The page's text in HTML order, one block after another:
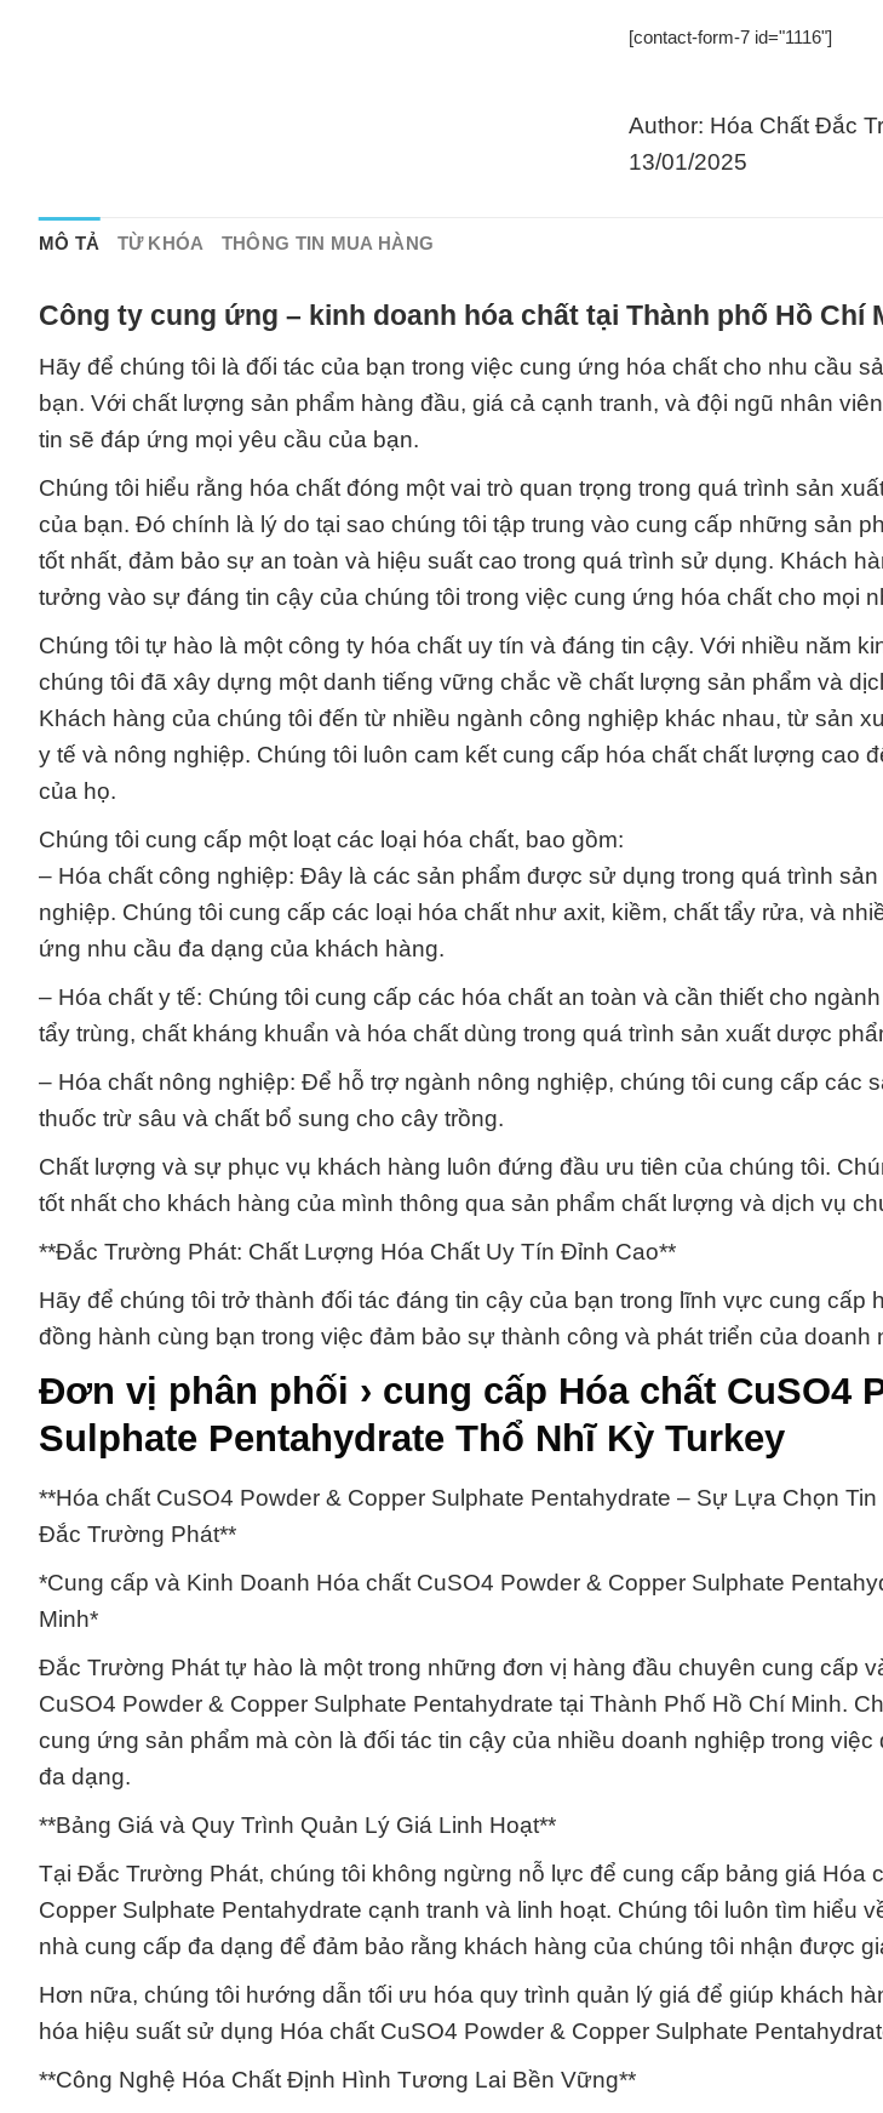
[contact-form-7 id="1116"]
Author: Hóa Chất Đắc
13/01/2025
MÔ TẢ TỪ KHÓA THÔNG TIN MUA HÀNG
Công ty cung ứng – kinh doanh hóa chất tại Thành phố Hồ Chí
Hãy để chúng tôi là đối tác của bạn trong việc cung ứng hóa chất cho nhu cầu
bạn. Với chất lượng sản phẩm hàng đầu, giá cả cạnh tranh, và đội ngũ nhân
tin sẽ đáp ứng mọi yêu cầu của bạn.
Chúng tôi hiểu rằng hóa chất đóng một vai trò quan trọng trong quá trình sản
của bạn. Đó chính là lý do tại sao chúng tôi tập trung vào cung cấp những sản
tốt nhất, đảm bảo sự an toàn và hiệu suất cao trong quá trình sử dụng. Khách
tưởng vào sự đáng tin cậy của chúng tôi trong việc cung ứng hóa chất cho mọi
Chúng tôi tự hào là một công ty hóa chất uy tín và đáng tin cậy. Với nhiều năm
chúng tôi đã xây dựng một danh tiếng vững chắc về chất lượng sản phẩm và
Khách hàng của chúng tôi đến từ nhiều ngành công nghiệp khác nhau, từ sản
y tế và nông nghiệp. Chúng tôi luôn cam kết cung cấp hóa chất chất lượng cao
của họ.
Chúng tôi cung cấp một loạt các loại hóa chất, bao gồm:
– Hóa chất công nghiệp: Đây là các sản phẩm được sử dụng trong quá trình
nghiệp. Chúng tôi cung cấp các loại hóa chất như axit, kiềm, chất tẩy rửa, và
ứng nhu cầu đa dạng của khách hàng.
– Hóa chất y tế: Chúng tôi cung cấp các hóa chất an toàn và cần thiết cho
tẩy trùng, chất kháng khuẩn và hóa chất dùng trong quá trình sản xuất dược
– Hóa chất nông nghiệp: Để hỗ trợ ngành nông nghiệp, chúng tôi cung cấp các
thuốc trừ sâu và chất bổ sung cho cây trồng.
Chất lượng và sự phục vụ khách hàng luôn đứng đầu ưu tiên của chúng tôi.
tốt nhất cho khách hàng của mình thông qua sản phẩm chất lượng và dịch vụ
**Đắc Trường Phát: Chất Lượng Hóa Chất Uy Tín Đỉnh Cao**
Hãy để chúng tôi trở thành đối tác đáng tin cậy của bạn trong lĩnh vực cung cấp
đồng hành cùng bạn trong việc đảm bảo sự thành công và phát triển của doanh
Đơn vị phân phối › cung cấp Hóa chất CuSO4
Sulphate Pentahydrate Thổ Nhĩ Kỳ Turkey
**Hóa chất CuSO4 Powder & Copper Sulphate Pentahydrate – Sự Lựa Chọn
Đắc Trường Phát**
*Cung cấp và Kinh Doanh Hóa chất CuSO4 Powder & Copper Sulphate
Minh*
Đắc Trường Phát tự hào là một trong những đơn vị hàng đầu chuyên cung cấp
CuSO4 Powder & Copper Sulphate Pentahydrate tại Thành Phố Hồ Chí Minh.
cung ứng sản phẩm mà còn là đối tác tin cậy của nhiều doanh nghiệp trong
đa dạng.
**Bảng Giá và Quy Trình Quản Lý Giá Linh Hoạt**
Tại Đắc Trường Phát, chúng tôi không ngừng nỗ lực để cung cấp bảng giá Hóa
Copper Sulphate Pentahydrate cạnh tranh và linh hoạt. Chúng tôi luôn tìm hiểu
nhà cung cấp đa dạng để đảm bảo rằng khách hàng của chúng tôi nhận được
Hơn nữa, chúng tôi hướng dẫn tối ưu hóa quy trình quản lý giá để giúp khách
hóa hiệu suất sử dụng Hóa chất CuSO4 Powder & Copper Sulphate
**Công Nghệ Hóa Chất Định Hình Tương Lai Bền Vững**